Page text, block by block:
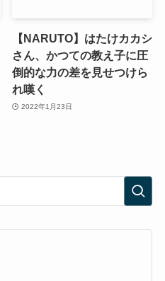
【NARUTO】はたけカカシ
さん、かつての教え子に圧
倒的な力の差を見せつけら
れ嘆く
2022年1月23日